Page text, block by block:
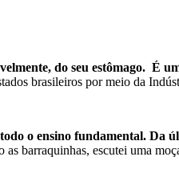
do seu estômago. É
brasileiros por meio da
o ensino fundamental. Da
barraquinhas, escutei uma